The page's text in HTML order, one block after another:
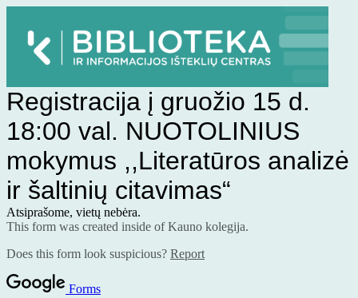
Registracija į gruožio 15 d.
18:00 val. NUOTOLINIUS
mokymus ,,Literatūros analizė
ir šaltinių citavimas“
Atsiprašome, vietų nebėra.
This form was created inside of Kauno kolegija.
Does this form look suspicious? Report
Forms